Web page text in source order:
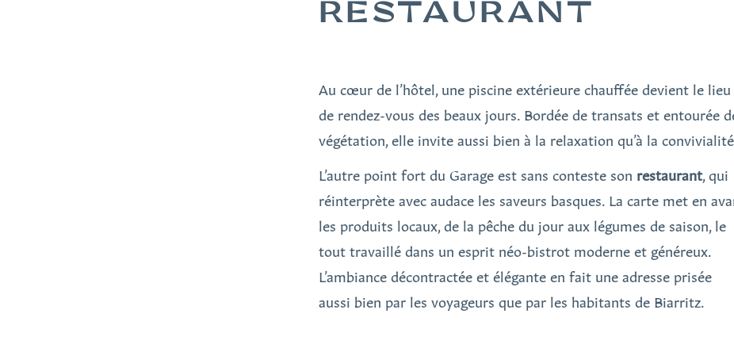
RESTAURANT
Au cœur de l’hôtel, une piscine extérieure chauffée devient le lieu
de rendez-vous des beaux jours. Bordée de transats et entourée
végétation, elle invite aussi bien à la relaxation qu’à la
L’autre point fort du Garage est sans conteste son restaurant, qui
réinterprète avec audace les saveurs basques. La carte met en
les produits locaux, de la pêche du jour aux légumes de saison, le
tout travaillé dans un esprit néo-bistrot moderne et généreux.
L’ambiance décontractée et élégante en fait une adresse prisée
aussi bien par les voyageurs que par les habitants de Biarritz.